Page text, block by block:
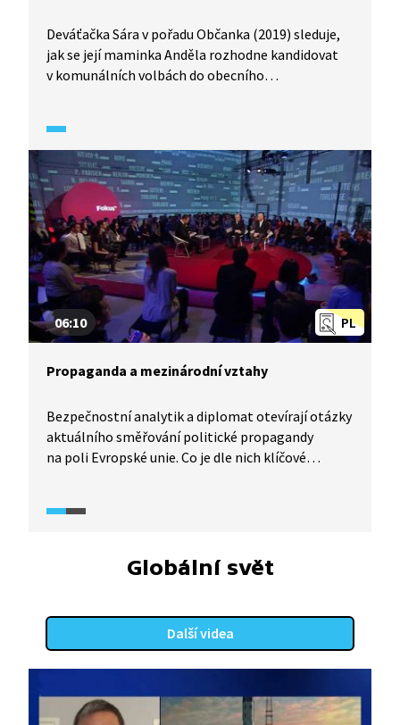
Deváťačka Sára v pořadu Občanka (2019) sleduje,
jak se její maminka Anděla rozhodne kandidovat
v komunálních volbách do obecního
spot. Společně s dalšími členy rodiny přibližují
typy voleb a jejich fungování v Česku a význam
svobodných voleb jako jednoho ze základních
pilířů demokracie.
PL
06:10
Propaganda a mezinárodní vztahy
Bezpečnostní analytik a diplomat otevírají otázky
aktuálního směřování politické propagandy
na poli Evropské unie. Co je dle nich klíčové
propagandou a dezinformacemi a význam
Globální svět
Další videa